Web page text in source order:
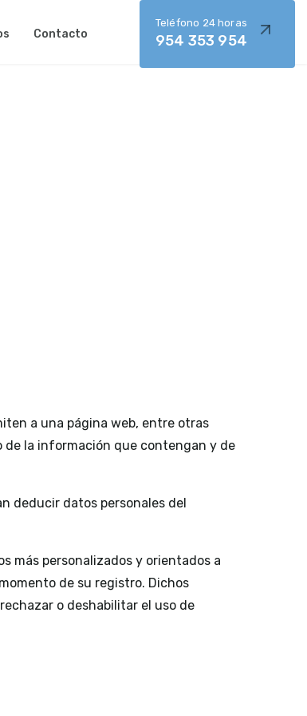
Contacto
Teléfono 24 horas
954 353 954
a una página web, entre otras
de la información que contengan y de
deducir datos personales del
más personalizados y orientados a
de su registro. Dichos
o deshabilitar el uso de